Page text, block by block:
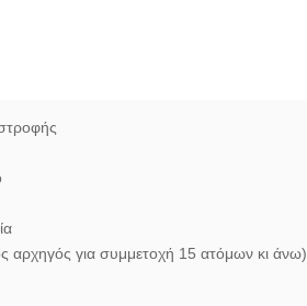
για συμμετοχή 15 ατόμων κι άνω)